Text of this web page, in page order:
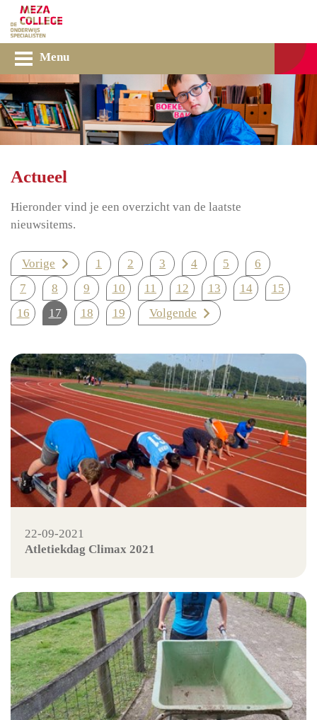
Menu
Actueel
Hieronder vind je een overzicht van de laatste
nieuwsitems.
Vorige 1 2 3 4 5
6
7
8 9 10 11 12 13 14
15
16
17 18 19 Volgende
22-09-2021
Atletiekdag Climax 2021